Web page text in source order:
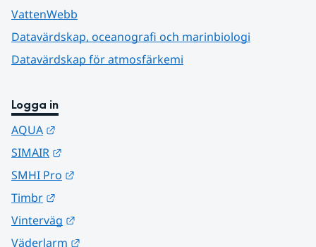
VattenWebb
Datavärdskap, oceanografi och marinbiologi
Datavärdskap för atmosfärkemi
Logga in
AQUA
SIMAIR
SMHI Pro
Timbr
Vinterväg
Väderlarm